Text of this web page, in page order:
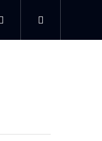
Přihlášení